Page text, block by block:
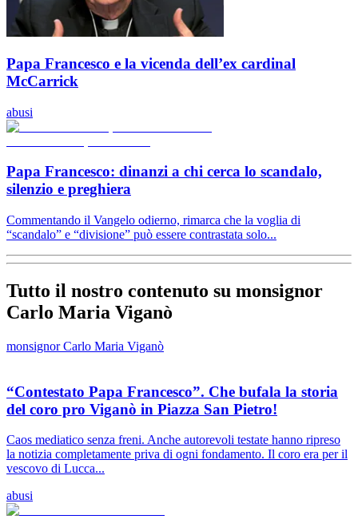
Papa Francesco e la vicenda dell’ex cardinal
McCarrick
abusi
Papa Francesco: dinanzi a chi cerca lo scandalo,
silenzio e preghiera
Commentando il Vangelo odierno, rimarca che la voglia di
“scandalo” e “divisione” può essere contrastata solo...
Tutto il nostro contenuto su monsignor
Carlo Maria Viganò
monsignor Carlo Maria Viganò
“Contestato Papa Francesco”. Che bufala la storia
del coro pro Viganò in Piazza San Pietro!
Caos mediatico senza freni. Anche autorevoli testate hanno ripreso
la notizia completamente priva di ogni fondamento. Il coro era per il
vescovo di Lucca...
abusi